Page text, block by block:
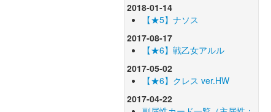
2018-01-14
【★5】ナソス
2017-08-17
【★6】戦乙女アルル
2017-05-02
【★6】クレス ver.HW
2017-04-22